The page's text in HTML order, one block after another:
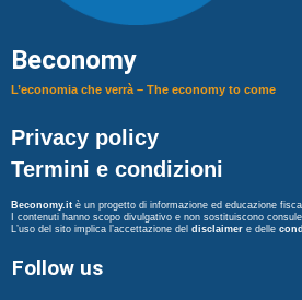
Beconomy
L’economia che verrà – The economy to come
Privacy policy
Termini e condizioni
Beconomy.it è un progetto di informazione ed educazione
I contenuti hanno scopo divulgativo e non sostituiscono
L’uso del sito implica l’accettazione del disclaimer e delle
Follow us